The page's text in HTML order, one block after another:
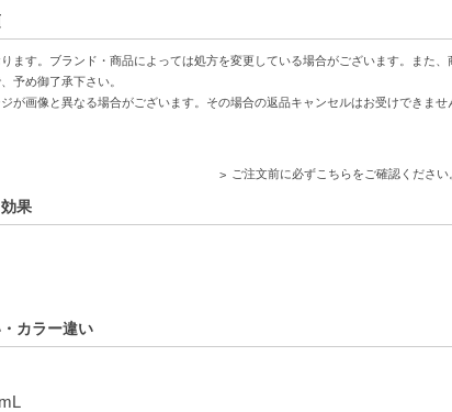
ンケアを実現。
す。ブランド・商品によっては処方を変更している場合がございます。また、
予め御了承下さい。
画像と異なる場合がございます。その場合の返品キャンセルはお受けできませ
ご注文前に必ずこちらをご確認ください
果
カラー違い